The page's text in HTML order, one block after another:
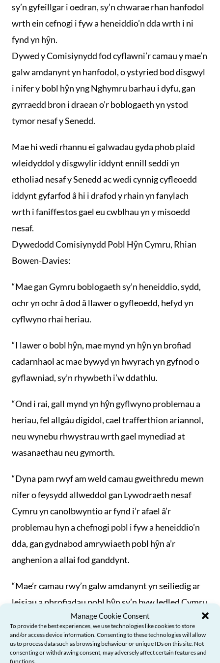
Manage Cookie Consent
To provide the best experiences, we use technologies like cookies to store
and/or access device information. Consenting to these technologies will allow
us to process data such as browsing behaviour or unique IDs on this site. Not
consenting or withdrawing consent, may adversely affect certain features and
functions.
sy’n gyfeillgar i oedran, sy’n chwarae rhan hanfodol
wrth ein cefnogi i fyw a heneiddio’n dda wrth i ni
fynd yn hŷn.
Dywed y Comisiynydd fod cyflawni’r camau y mae’n
galw amdanynt yn hanfodol, o ystyried bod disgwyl
i nifer y bobl hŷn yng Nghymru barhau i dyfu, gan
gyrraedd bron i draean o’r boblogaeth yn ystod
tymor nesaf y Senedd.
Mae hi wedi rhannu ei galwadau gyda phob plaid
wleidyddol y disgwylir iddynt ennill seddi yn
etholiad nesaf y Senedd ac wedi cynnig cyfleoedd
iddynt gyfarfod â hi i drafod y rhain yn fanylach
wrth i faniffestos gael eu cwblhau yn y misoedd
nesaf.
Dywedodd Comisiynydd Pobl Hŷn Cymru, Rhian
Bowen-Davies:
“Mae gan Gymru boblogaeth sy’n heneiddio, sydd,
ochr yn ochr â dod â llawer o gyfleoedd, hefyd yn
cyflwyno rhai heriau.
“I lawer o bobl hŷn, mae mynd yn hŷn yn brofiad
cadarnhaol ac mae bywyd yn hwyrach yn gyfnod o
gyflawniad, sy’n rhywbeth i’w ddathlu.
“Ond i rai, gall mynd yn hŷn gyflwyno problemau a
heriau, fel allgáu digidol, cael trafferthion ariannol,
neu wynebu rhwystrau wrth gael mynediad at
wasanaethau neu gymorth.
“Dyna pam rwyf am weld camau gweithredu mewn
nifer o feysydd allweddol gan Lywodraeth nesaf
Cymru yn canolbwyntio ar fynd i’r afael â’r
problemau hyn a chefnogi pobl i fyw a heneiddio’n
dda, gan gydnabod amrywiaeth pobl hŷn a’r
anghenion a allai fod ganddynt.
“Mae’r camau rwy’n galw amdanynt yn seiliedig ar
leisiau a phrofiadau pobl hŷn sy’n byw ledled Cymru
rwyf wedi siarad ac ymgysylltu â nhw ers i mi
ddechrau yn y swydd, ac rwy’n gobeithio cael y cyfle
i archwilio hyn yn fanylach gyda phleidiau Cymru